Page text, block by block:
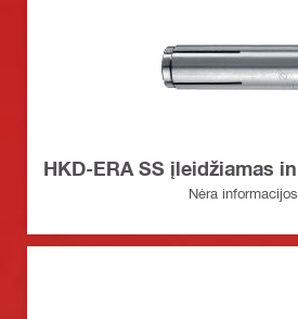
HKD-ERA SS įleidžiamas
Nėra informacijos